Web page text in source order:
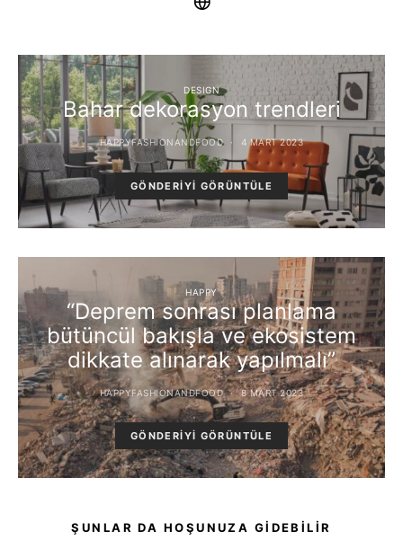
DESIGN
Bahar dekorasyon trendleri
HAPPYFASHIONANDFOOD 4 MART 2023
GÖNDERIYI GÖRÜNTÜLE
HAPPY
“Deprem sonrası planlama
bütüncül bakışla ve ekosistem
dikkate alınarak yapılmalı”
HAPPYFASHIONANDFOOD 8 MART 2023
GÖNDERIYI GÖRÜNTÜLE
ŞUNLAR DA HOŞUNUZA GIDEBILIR